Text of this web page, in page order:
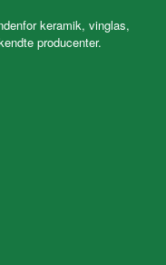
keramik, vinglas,
producenter.